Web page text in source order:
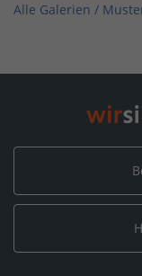
Alle Galerien /
Alle Galerien /
Rheinland-
Alle Galerien /